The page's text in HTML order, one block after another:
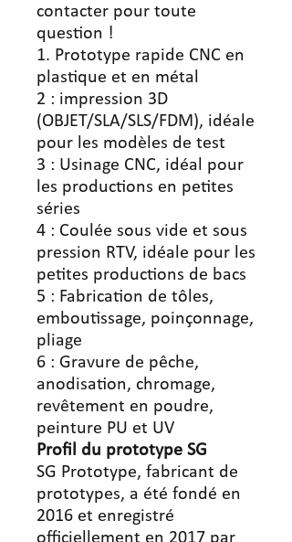
contacter pour toute
question !
1. Prototype rapide CNC en
plastique et en métal
2 : impression 3D
(OBJET/SLA/SLS/FDM), idéale
pour les modèles de test
3 : Usinage CNC, idéal pour
les productions en petites
séries
4 : Coulée sous vide et sous
pression RTV, idéale pour les
petites productions de bacs
5 : Fabrication de tôles,
emboutissage, poinçonnage,
pliage
6 : Gravure de pêche,
anodisation, chromage,
revêtement en poudre,
peinture PU et UV
Profil du prototype SG
SG Prototype, fabricant de
prototypes, a été fondé en
2016 et enregistré
officiellement en 2017 par